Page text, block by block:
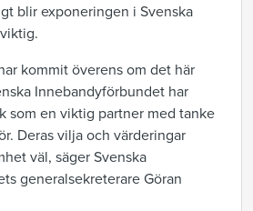
blir exponeringen i Svenska
kommit överens om det här
Innebandyförbundet har
som en viktig partner med tanke
Deras vilja och värderingar
väl, säger Svenska
generalsekreterare Göran